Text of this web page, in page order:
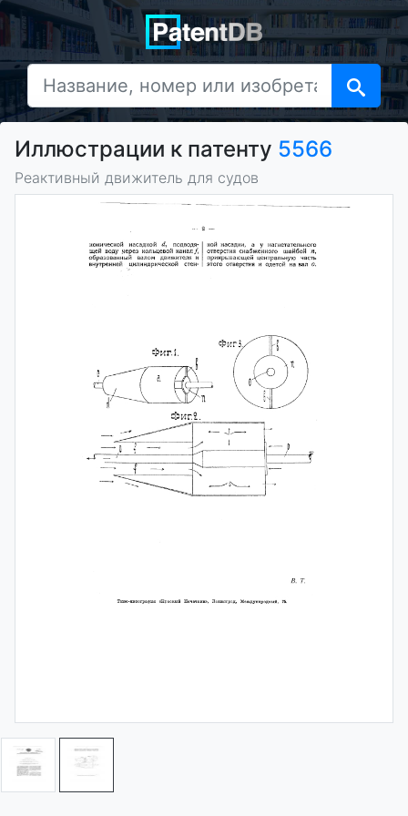
Иллюстрации к патенту 5566
Реактивный движитель для судов